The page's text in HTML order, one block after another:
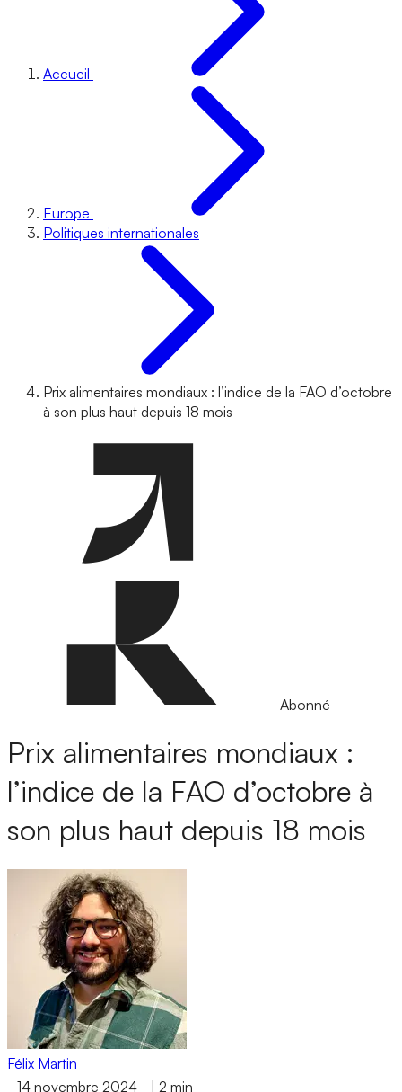
Accueil
Europe
Politiques internationales
Prix alimentaires mondiaux : l’indice de la FAO d’octobre
à son plus haut depuis 18 mois
Abonné
Prix alimentaires mondiaux :
l’indice de la FAO d’octobre à
son plus haut depuis 18 mois
Félix Martin
- 14 novembre 2024 - 2 min